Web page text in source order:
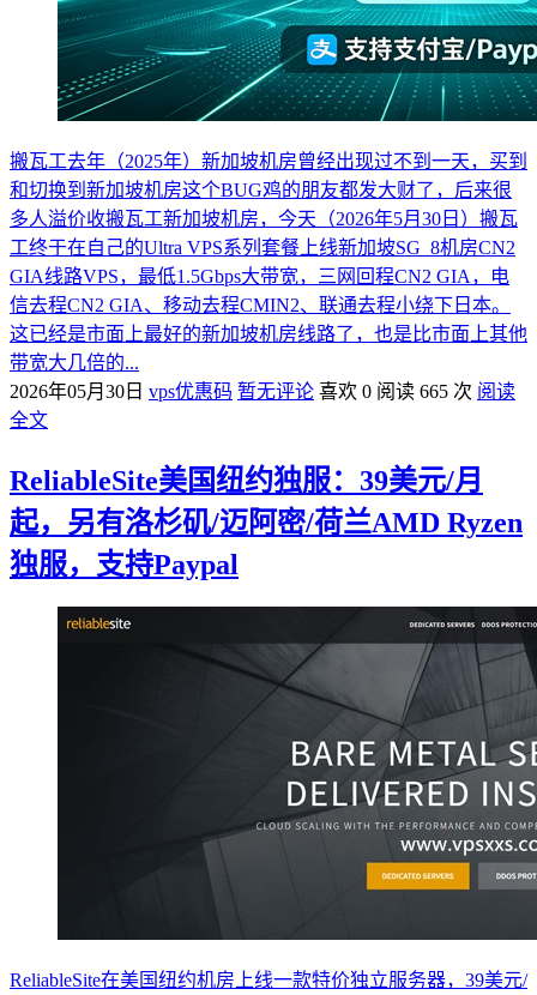
搬瓦工去年（2025年）新加坡机房曾经出现过不到一天，买到
和切换到新加坡机房这个BUG鸡的朋友都发大财了，后来很
多人溢价收搬瓦工新加坡机房，今天（2026年5月30日）搬瓦
工终于在自己的Ultra VPS系列套餐上线新加坡SG_8机房CN2
GIA线路VPS，最低1.5Gbps大带宽，三网回程CN2 GIA，电
信去程CN2 GIA、移动去程CMIN2、联通去程小绕下日本。
这已经是市面上最好的新加坡机房线路了，也是比市面上其他
带宽大几倍的...
2026年05月30日 vps优惠码 暂无评论 喜欢 0 阅读 665 次 阅读
全文
ReliableSite美国纽约独服：39美元/月
起，另有洛杉矶/迈阿密/荷兰AMD Ryzen
独服，支持Paypal
ReliableSite在美国纽约机房上线一款特价独立服务器，39美元/